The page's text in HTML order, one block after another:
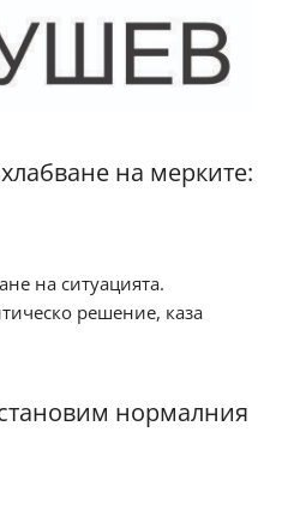
на мерките:
на ситуацията.
решение, каза
нормалния